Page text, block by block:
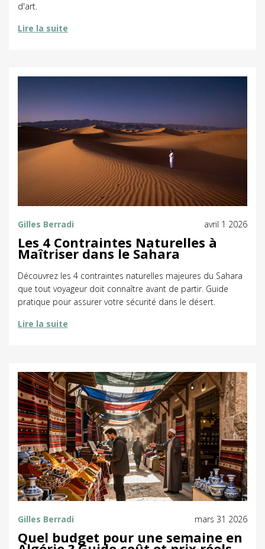
d'art.
Lire la suite
Gilles Berradi avril 1 2026
Les 4 Contraintes Naturelles à
Maîtriser dans le Sahara
Découvrez les 4 contraintes naturelles majeures du Sahara
que tout voyageur doit connaître avant de partir. Guide
pratique pour assurer votre sécurité dans le désert.
Lire la suite
Gilles Berradi mars 31 2026
Quel budget pour une semaine en